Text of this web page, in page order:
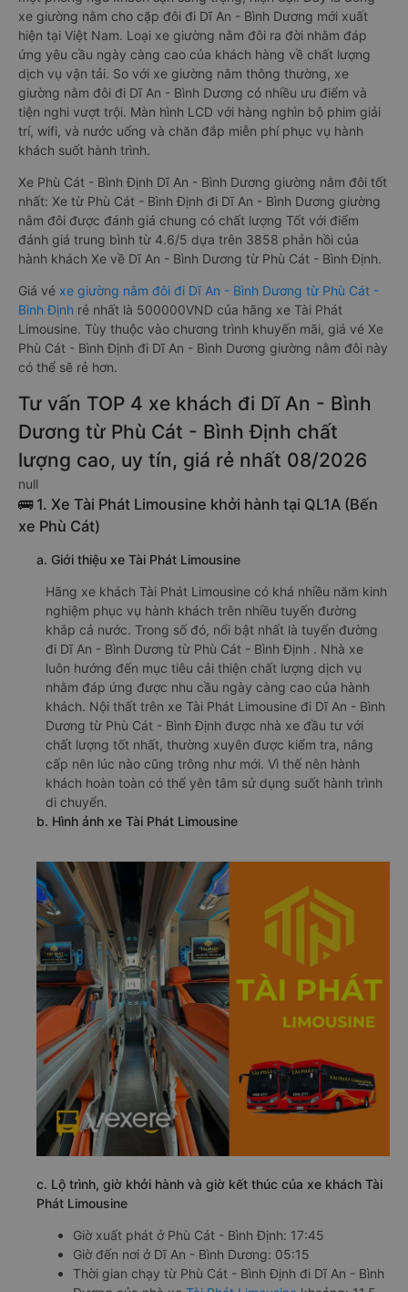
Xe khách đi Dĩ An - Bình Dương từ Phù Cát - Bình Định giường
nằm đôi là loại xe đặc biệt. Với mỗi giường được thiết kế như
một phòng ngủ khách sạn sang trọng, hiện đại. Đây là dòng
xe giường nằm cho cặp đôi đi Dĩ An - Bình Dương mới xuất
hiện tại Việt Nam. Loại xe giường nằm đôi ra đời nhằm đáp
ứng yêu cầu ngày càng cao của khách hàng về chất lượng
dịch vụ vận tải. So với xe giường nằm thông thường, xe
giường nằm đôi đi Dĩ An - Bình Dương có nhiều ưu điểm và
tiện nghi vượt trội. Màn hình LCD với hàng nghìn bộ phim giải
trí, wifi, và nước uống và chăn đắp miễn phí phục vụ hành
khách suốt hành trình.
Xe Phù Cát - Bình Định Dĩ An - Bình Dương giường nằm đôi tốt
nhất: Xe từ Phù Cát - Bình Định đi Dĩ An - Bình Dương giường
nằm đôi được đánh giá chung có chất lượng Tốt với điểm
đánh giá trung bình từ 4.6/5 dựa trên 3858 phản hồi của
hành khách Xe về Dĩ An - Bình Dương từ Phù Cát - Bình Định.
Giá véxe giường nằm đôi đi Dĩ An - Bình Dương từ Phù Cát -
Bình Định rẻ nhất là 500000VND của hãng xe Tài Phát
Limousine. Tùy thuộc vào chương trình khuyến mãi, giá vé Xe
Phù Cát - Bình Định đi Dĩ An - Bình Dương giường nằm đôi này
có thể sẽ rẻ hơn.
Tư vấn TOP 4 xe khách đi Dĩ An - Bình
Dương từ Phù Cát - Bình Định chất
lượng cao, uy tín, giá rẻ nhất 08/2026
🚌 1. Xe Tài Phát Limousine khởi hành tại QL1A (Bến
xe Phù Cát)
a. Giới thiệu xe Tài Phát Limousine
Hãng xe khách Tài Phát Limousine có khá nhiều năm kinh
nghiệm phục vụ hành khách trên nhiều tuyến đường
khắp cả nước. Trong số đó, nổi bật nhất là tuyến đường
đi Dĩ An - Bình Dương từ Phù Cát - Bình Định . Nhà xe
luôn hướng đến mục tiêu cải thiện chất lượng dịch vụ
nhằm đáp ứng được nhu cầu ngày càng cao của hành
khách. Nội thất trên xe Tài Phát Limousine đi Dĩ An - Bình
Dương từ Phù Cát - Bình Định được nhà xe đầu tư với
chất lượng tốt nhất, thường xuyên được kiểm tra, nâng
cấp nên lúc nào cũng trông như mới. Vì thế nên hành
di chuyển.
b. Hình ảnh xe Tài Phát Limousine
c. Lộ trình, giờ khởi hành và giờ kết thúc của xe khách Tài
Phát Limousine